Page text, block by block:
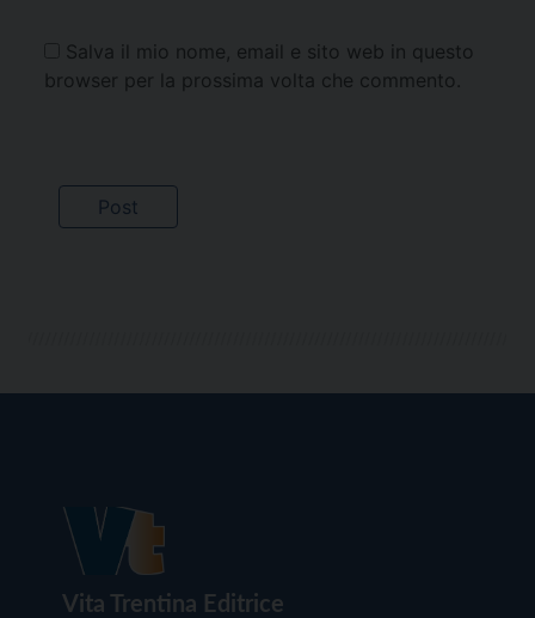
Salva il mio nome, email e sito web in questo
browser per la prossima volta che commento.
Vita Trentina Editrice